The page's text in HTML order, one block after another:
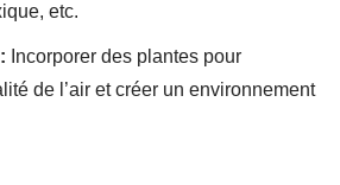
etc.
Incorporer des plantes pour
de l’air et créer un environnement